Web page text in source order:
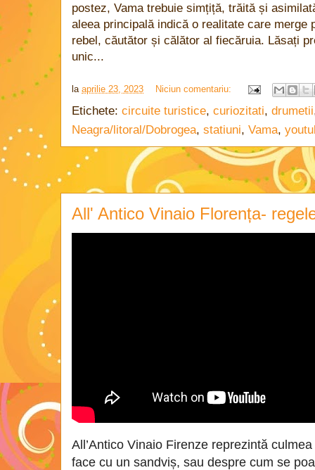
postez, Vama trebuie simțiță, trăită și
aleea principală indică o realitate care merge
rebel, căutător și călător al fiecăruia. Lăsați
unic...
la aprilie 23, 2023 Niciun comentariu:
Etichete: circuite turistice, curiozitati, drumetii
Neagra/litoral/Dobrogea, statiuni, Vama,
All' Antico Vinaio Florența-
All’Antico Vinaio Firenze reprezintă
face cu un sandviș, sau despre cum se